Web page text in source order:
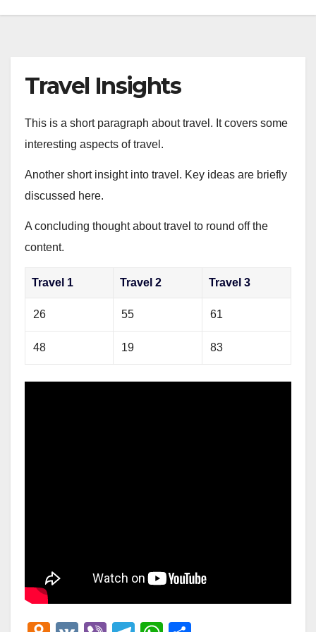
Travel Insights
This is a short paragraph about travel. It covers some
interesting aspects of travel.
Another short insight into travel. Key ideas are briefly
discussed here.
A concluding thought about travel to round off the
content.
Travel 1 Travel 2 Travel 3
26 55 61
48 19 83